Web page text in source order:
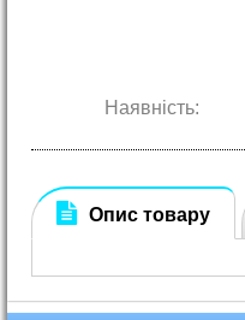
Наявність:
Опис товару